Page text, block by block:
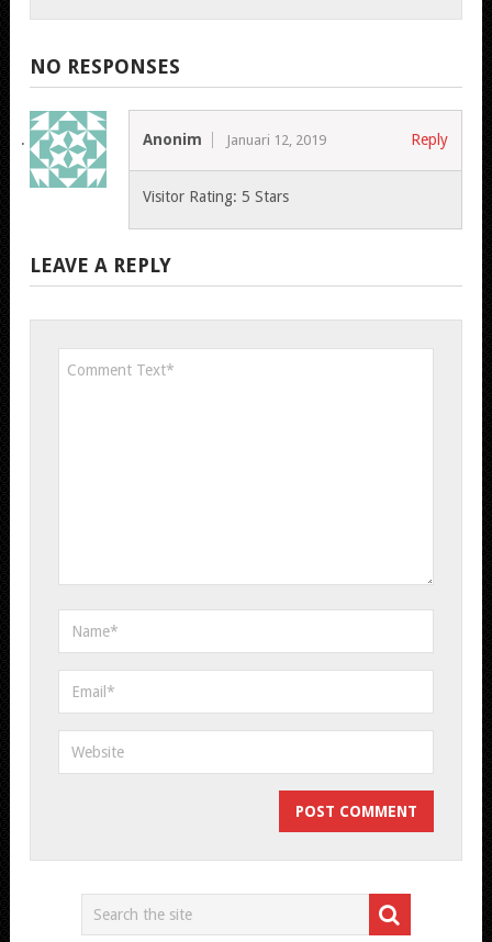
NO RESPONSES
Anonim Januari 12, 2019 Reply
Visitor Rating: 5 Stars
LEAVE A REPLY